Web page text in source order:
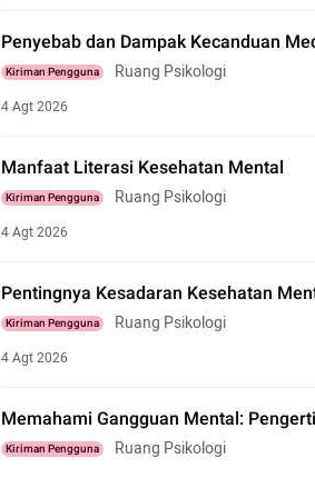
Penyebab dan Dampak Kecanduan
Kiriman Pengguna Ruang Psikologi
4 Agt 2026
Manfaat Literasi Kesehatan Mental
Kiriman Pengguna Ruang Psikologi
4 Agt 2026
Pentingnya Kesadaran Kesehatan
Kiriman Pengguna Ruang Psikologi
4 Agt 2026
Memahami Gangguan Mental:
Kiriman Pengguna Ruang Psikologi